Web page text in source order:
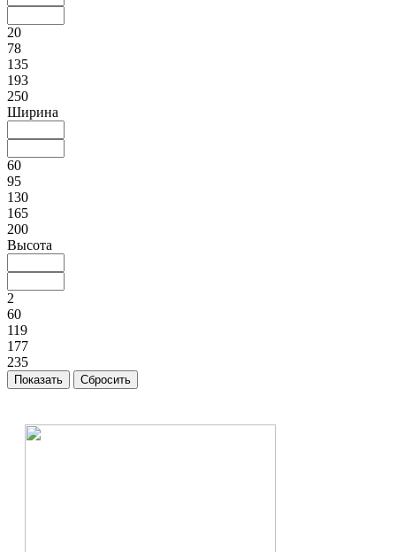
20
78
135
193
250
Ширина
60
95
130
165
200
Высота
2
60
119
177
235